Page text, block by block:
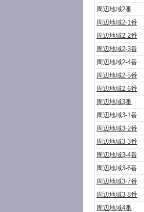
周辺地域2番
周辺地域2-1番
周辺地域2-2番
周辺地域2-3番
周辺地域2-4番
周辺地域2-5番
周辺地域2-6番
周辺地域3番
周辺地域3-1番
周辺地域3-2番
周辺地域3-3番
周辺地域3-4番
周辺地域3-6番
周辺地域3-7番
周辺地域3-8番
周辺地域4番